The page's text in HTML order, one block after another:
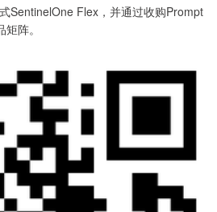
Flex，并通过收购Prompt
阵。